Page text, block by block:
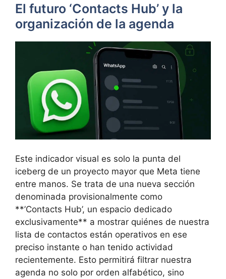
El futuro ‘Contacts Hub’ y la
organización de la agenda
Este indicador visual es solo la punta del
iceberg de un proyecto mayor que Meta tiene
entre manos. Se trata de una nueva sección
denominada provisionalmente como
**’Contacts Hub’, un espacio dedicado
exclusivamente** a mostrar quiénes de nuestra
lista de contactos están operativos en ese
preciso instante o han tenido actividad
recientemente. Esto permitirá filtrar nuestra
agenda no solo por orden alfabético, sino